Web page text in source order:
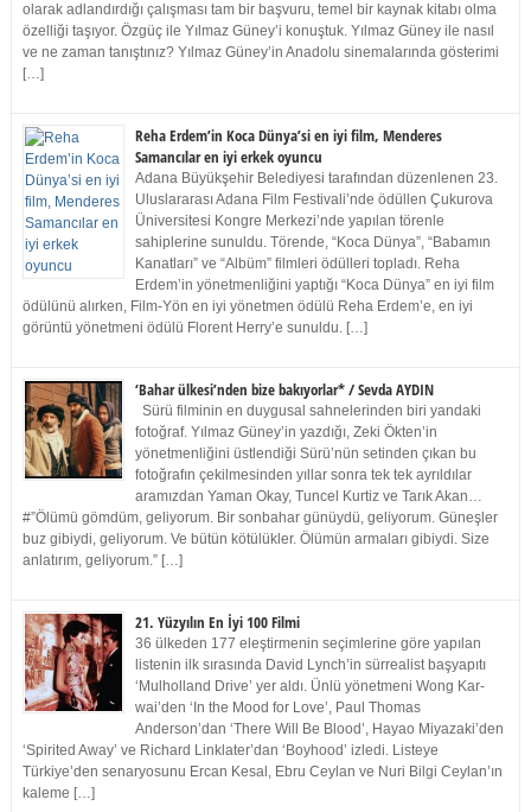
olarak adlandırdığı çalışması tam bir başvuru, temel bir kaynak kitabı olma
özelliği taşıyor. Özgüç ile Yılmaz Güney’i konuştuk. Yılmaz Güney ile nasıl
ve ne zaman tanıştınız? Yılmaz Güney’in Anadolu sinemalarında gösterimi
[…]
Reha Erdem’in Koca Dünya’si en iyi film, Menderes
Samancılar en iyi erkek oyuncu
Adana Büyükşehir Belediyesi tarafından düzenlenen 23.
Uluslararası Adana Film Festivali’nde ödüllen Çukurova
Üniversitesi Kongre Merkezi’nde yapılan törenle
sahiplerine sunuldu. Törende, “Koca Dünya”, “Babamın
Kanatları” ve “Albüm” filmleri ödülleri topladı. Reha
Erdem’in yönetmenliğini yaptığı “Koca Dünya” en iyi film
ödülünü alırken, Film-Yön en iyi yönetmen ödülü Reha Erdem’e, en iyi
görüntü yönetmeni ödülü Florent Herry’e sunuldu. […]
‘Bahar ülkesi’nden bize bakıyorlar* / Sevda AYDIN
Sürü filminin en duygusal sahnelerinden biri yandaki
fotoğraf. Yılmaz Güney’in yazdığı, Zeki Ökten’in
yönetmenliğini üstlendiği Sürü’nün setinden çıkan bu
fotoğrafın çekilmesinden yıllar sonra tek tek ayrıldılar
aramızdan Yaman Okay, Tuncel Kurtiz ve Tarık Akan…
#”Ölümü gömdüm, geliyorum. Bir sonbahar günüydü, geliyorum. Güneşler
buz gibiydi, geliyorum. Ve bütün kötülükler. Ölümün armaları gibiydi. Size
anlatırım, geliyorum.” […]
21. Yüzyılın En İyi 100 Filmi
36 ülkeden 177 eleştirmenin seçimlerine göre yapılan
listenin ilk sırasında David Lynch’in sürrealist başyapıtı
‘Mulholland Drive’ yer aldı. Ünlü yönetmeni Wong Kar-
wai’den ‘In the Mood for Love’, Paul Thomas
Anderson’dan ‘There Will Be Blood’, Hayao Miyazaki’den
‘Spirited Away’ ve Richard Linklater’dan ‘Boyhood’ izledi. Listeye
Türkiye’den senaryosunu Ercan Kesal, Ebru Ceylan ve Nuri Bilgi Ceylan’ın
kaleme […]